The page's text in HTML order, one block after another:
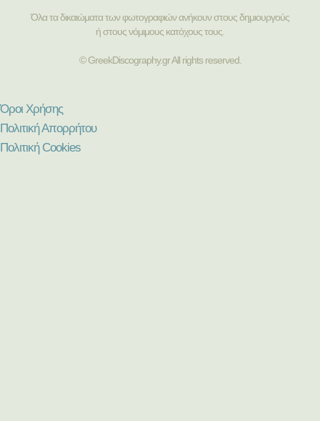
Όλα τα δικαιώματα των φωτογραφιών ανήκουν στους δημιουργούς
ή στους νόμιμους κατόχους τους.
© GreekDiscography.gr All rights reserved.
Όροι Χρήσης
Πολιτική Απορρήτου
Πολιτική Cookies